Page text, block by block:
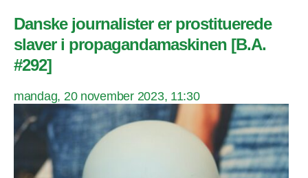
Danske journalister er prostituerede
slaver i propagandamaskinen [B.A.
#292]
mandag, 20 november 2023, 11:30